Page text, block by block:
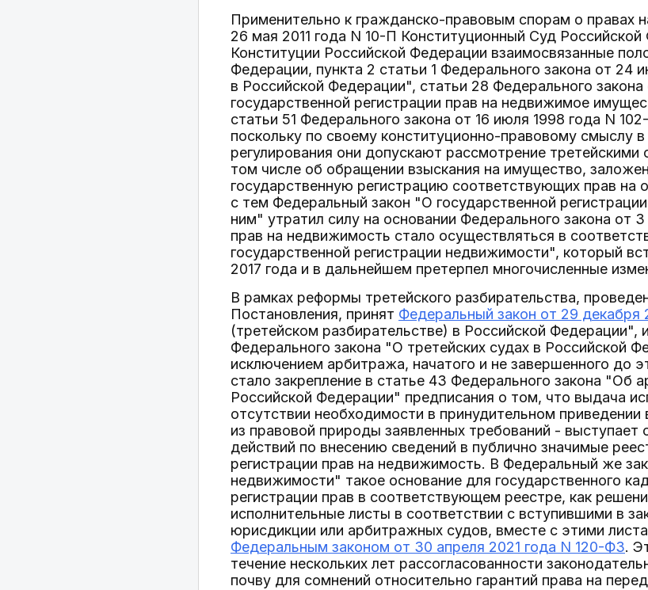
Применительно к гражданско-правовым спорам о
26 мая 2011 года N 10-П Конституционный Суд
Конституции Российской Федерации взаимосвязанные
Федерации, пункта 2 статьи 1 Федерального закона от
в Российской Федерации", статьи 28 Федерального
государственной регистрации прав на недвижимое
статьи 51 Федерального закона от 16 июля 1998 года N
поскольку по своему конституционно-правовому смыслу
регулирования они допускают рассмотрение
том числе об обращении взыскания на имущество,
государственную регистрацию соответствующих прав на
с тем Федеральный закон "О государственной
ним" утратил силу на основании Федерального закона от
прав на недвижимость стало осуществляться в
государственной регистрации недвижимости", который
2017 года и в дальнейшем претерпел многочисленные
В рамках реформы третейского разбирательства,
Постановления, принят Федеральный закон от 29
(третейском разбирательстве) в Российской Федерации",
Федерального закона "О третейских судах в Российской
исключением арбитража, начатого и не завершенного до
стало закрепление в статье 43 Федерального закона "Об
Российской Федерации" предписания о том, что выдача
отсутствии необходимости в принудительном
из правовой природы заявленных требований -
действий по внесению сведений в публично значимые
регистрации прав на недвижимость. В Федеральный же
недвижимости" такое основание для государственного
регистрации прав в соответствующем реестре, как
исполнительные листы в соответствии с вступившими в
юрисдикции или арбитражных судов, вместе с этими
Федеральным законом от 30 апреля 2021 года N 120-ФЗ.
течение нескольких лет рассогласованности
почву для сомнений относительно гарантий права на